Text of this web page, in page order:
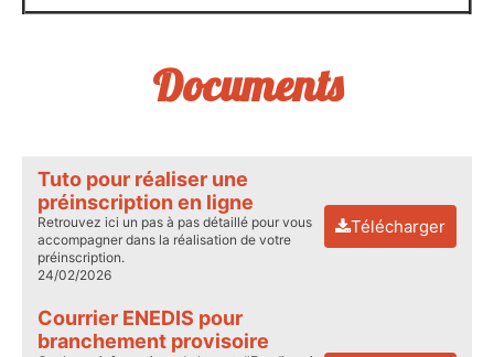
Documents
Tuto pour réaliser une
préinscription en ligne
Retrouvez ici un pas à pas détaillé pour vous
accompagner dans la réalisation de votre
préinscription.
24/02/2026
Télécharger
Courrier ENEDIS pour
branchement provisoire